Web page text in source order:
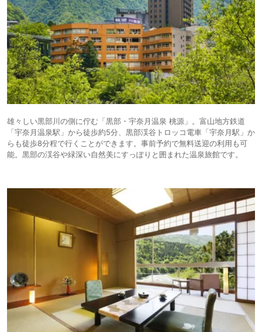
雄々しい黒部川の側に佇む「黒部・宇奈月温泉 桃源」。富山地方鉄道
「宇奈月温泉駅」から徒歩約5分、黒部渓谷トロッコ電車「宇奈月駅」か
らも徒歩8分程で行くことができます。事前予約で無料送迎の利用も可
能。黒部の渓谷や緑深い自然美にすっぽりと囲まれた温泉旅館です。